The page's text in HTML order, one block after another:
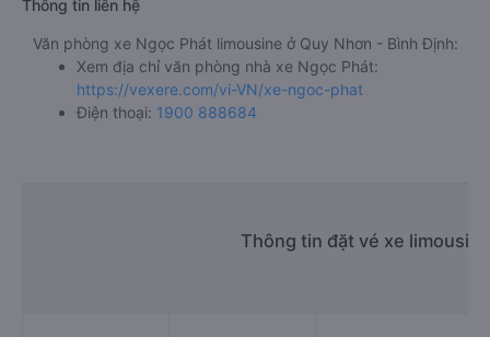
Thông tin liên hệ
Văn phòng xe Ngọc Phát limousine ở Quy Nhơn - Bình Định:
Xem địa chỉ văn phòng nhà xe Ngọc Phát:
https://vexere.com/vi-VN/xe-ngoc-phat
Điện thoại: 1900 888684
Thông tin đặt vé xe